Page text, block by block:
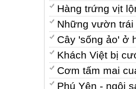
Hàng trứng vịt
Những vườn
Cây 'sống ảo' ở
Khách Việt bị
Cơm tấm mai
Phú Yên - ngôi